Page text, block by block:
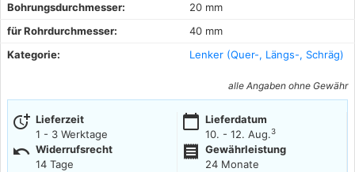
Bohrungsdurchmesser:
20 mm
für Rohrdurchmesser:
40 mm
Kategorie:
Lenker (Quer-, Längs-, Schräg)
alle Angaben ohne Gewähr
more_time Lieferzeit
1 - 3 Werktage
calendar_today Lieferdatum
10. - 12. Aug.3
undo Widerrufsrecht
14 Tage
receipt
Gewährleistung
24 Monate